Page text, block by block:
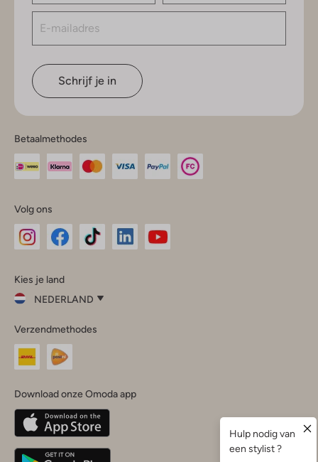
Schrijf je in
Betaalmethodes
Volg ons
InstagramFacebook
Kies je land
NEDERLAND
je
land
Nederland
Belgique(Français)
Deutschland
Verzendmethodes
Download onze Omoda app